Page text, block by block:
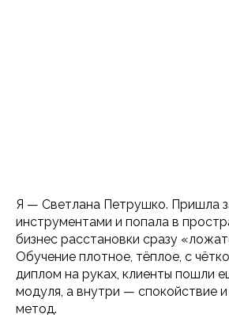
Я — Светлана Петрушко. Пришла
инструментами и попала в
бизнес расстановки сразу
Обучение плотное, тёплое, с
диплом на руках, клиенты пошли
модуля, а внутри — спокойствие
метод.